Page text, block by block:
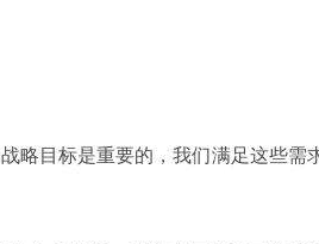
略目标是重要的，我们满足这些需